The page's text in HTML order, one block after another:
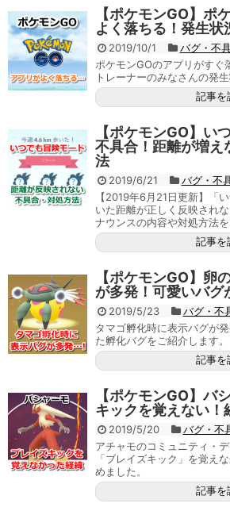
【ポケモンGO】ポ
よく落ちる！発生状
2019/10/1 バグ・不
ポケモンGOのアプリがすぐ
トレーナーのみなさんの発
記事を
【ポケモンGO】い
不具合！距離が増え
法
2019/6/21 バグ・不
【2019年6月21日更新】「
いた距離が正しく反映され
ナウンスの内容や対処方法を
記事を
【ポケモンGO】卵
が多発！可愛いバグ
2019/5/23 バグ・不
タマゴ孵化時に表示バグが
た孵化バグをご紹介します。
記事を
【ポケモンGO】バ
キックを覚えない！
2019/5/20 バグ・不
アチャモのコミュニティ・
「ブレイズキック」を覚え
めました。
記事を